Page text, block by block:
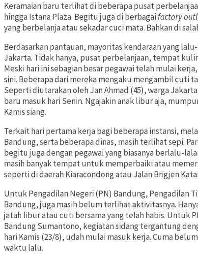
Keramaian baru terlihat di beberapa pusat
hingga Istana Plaza. Begitu juga di berbagaifactory
yang berbelanja atau sekadar cuci mata. Bahkan di
Berdasarkan pantauan, mayoritas kendaraan yang
Jakarta. Tidak hanya, pusat perbelanjaan, tempat
Meski hari ini sebagian besar pegawai telah mulai
sini. Beberapa dari mereka mengaku mengambil cuti
Seperti diutarakan oleh Jan Ahmad (45), warga
baru masuk hari Senin. Ngajakin anak libur aja,
Kamis siang.
Terkait hari pertama kerja bagi beberapa instansi,
Bandung, serta beberapa dinas, masih terlihat sepi.
begitu juga dengan pegawai yang biasanya berlalu-
masih banyak tempat untuk memperbaiki atau
seperti di daerah Kiaracondong atau Jalan Brigjen
Untuk Pengadilan Negeri (PN) Bandung, Pengadilan
Bandung, juga masih belum terlihat aktivitasnya.
jatah libur atau cuti bersama yang telah habis. Untuk
Bandung Sumantono, kegiatan sidang tergantung
hari Kamis (23/8), udah mulai masuk kerja. Cuma
waktu lalu.